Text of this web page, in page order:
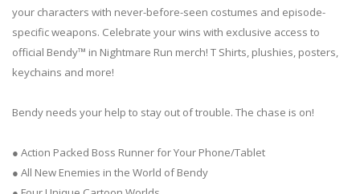
your characters with never-before-seen costumes and episode-
specific weapons. Celebrate your wins with exclusive access to
official Bendy™ in Nightmare Run merch! T Shirts, plushies, posters,
keychains and more!
Bendy needs your help to stay out of trouble. The chase is on!
● Action Packed Boss Runner for Your Phone/Tablet
● All New Enemies in the World of Bendy